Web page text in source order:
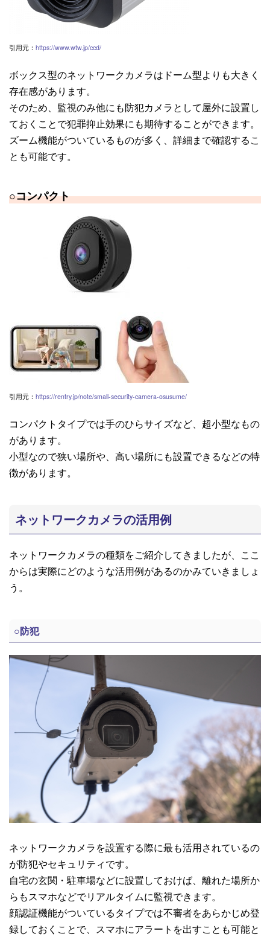
引用元： https://www.wtw.jp/ccd/
ボックス型のネットワークカメラはドーム型よりも大きく
存在感があります。
そのため、監視のみ他にも防犯カメラとして屋外に設置し
ておくことで犯罪抑止効果にも期待することができます。
ズーム機能がついているものが多く、詳細まで確認するこ
とも可能です。
○コンパクト
引用元： https://rentry.jp/note/small-security-camera-osusume/
コンパクトタイプでは手のひらサイズなど、超小型なもの
があります。
小型なので狭い場所や、高い場所にも設置できるなどの特
徴があります。
ネットワークカメラの活用例
ネットワークカメラの種類をご紹介してきましたが、ここ
からは実際にどのような活用例があるのかみていきましょ
う。
○防犯
ネットワークカメラを設置する際に最も活用されているの
が防犯やセキュリティです。
自宅の玄関・駐車場などに設置しておけば、離れた場所か
らもスマホなどでリアルタイムに監視できます。
顔認証機能がついているタイプでは不審者をあらかじめ登
録しておくことで、スマホにアラートを出すことも可能と